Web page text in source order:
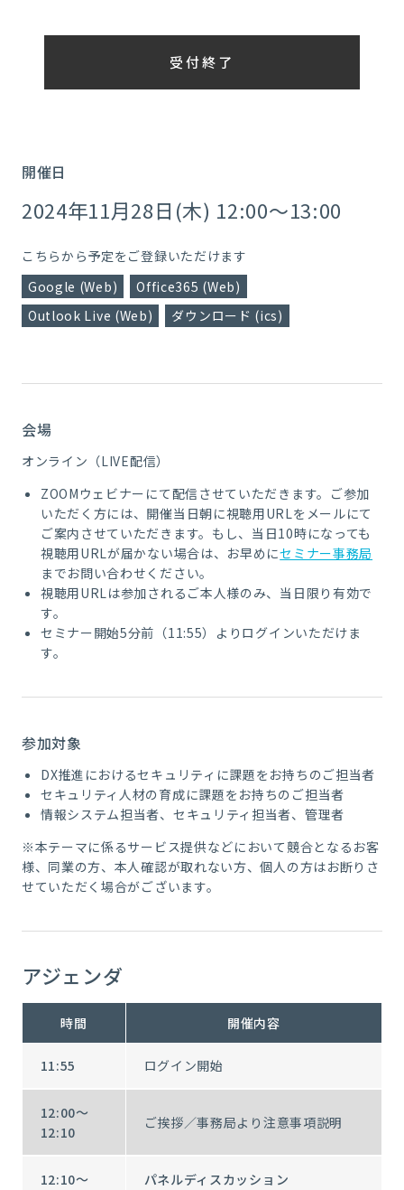
受付終了
開催日
2024年11月28日(木) 12:00～13:00
こちらから予定をご登録いただけます
Google (Web)
Office365 (Web)
Outlook Live (Web)
ダウンロード (ics)
会場
オンライン（LIVE配信）
ZOOMウェビナーにて配信させていただきます。ご参加
いただく方には、 開催当日朝に視聴用URLをメールにて
ご案内 させていただきます。もし、 当日10時になっても
視聴用URLが届かない場合は、お早めにセミナー事務局
までお問い合わせください。
視聴用URLは参加されるご本人様のみ、当日限り有効で
す。
セミナー開始5分前（11:55）よりログインいただけま
す。
参加対象
DX推進におけるセキュリティに課題をお持ちのご担当者
セキュリティ人材の育成に課題をお持ちのご担当者
情報システム担当者、セキュリティ担当者、管理者
※本テーマに係るサービス提供などにおいて競合となるお客
様、 同業の方、本人確認が取れない方、個人の方はお断りさ
せていただく場合がございます。
アジェンダ
時間 開催内容
11:55 ログイン開始
12:00～
12:10
ご挨拶／事務局より注意事項説明
12:10～
パネルディスカッション